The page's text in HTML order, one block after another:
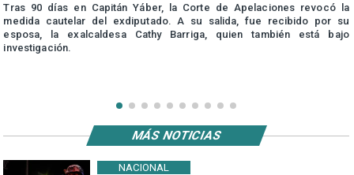
Tras 90 días en Capitán Yáber, la Corte de Apelaciones revocó la
medida cautelar del exdiputado. A su salida, fue recibido por su
esposa, la exalcaldesa Cathy Barriga, quien también está bajo
investigación.
NACIONAL
MÁS NOTICIAS